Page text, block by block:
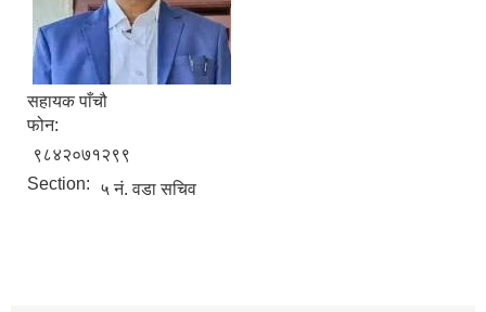
सहायक पाँचौ
फोन:
९८४२०७१२९९
Section:
५ नं. वडा सचिव